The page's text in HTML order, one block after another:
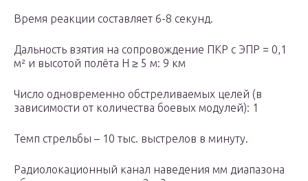
Время реакции составляет 6-8 секунд.
Дальность взятия на сопровождение ПКР с ЭПР = 0,1
м² и высотой полёта Н ≥ 5 м: 9 км
Число одновременно обстреливаемых целей (в
зависимости от количества боевых модулей): 1
Темп стрельбы – 10 тыс. выстрелов в минуту.
Радиолокационный канал наведения мм диапазона